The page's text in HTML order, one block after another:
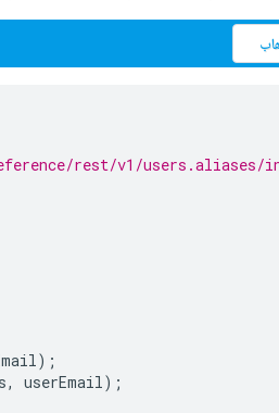
rest/v1/users.aliases/
);
, userEmail);